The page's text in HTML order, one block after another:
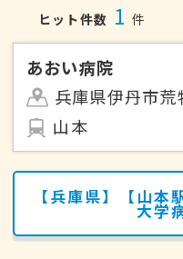
ヒット件数 1 件
あおい病院
兵庫県伊丹市
山本
【兵庫県】【山本
大学